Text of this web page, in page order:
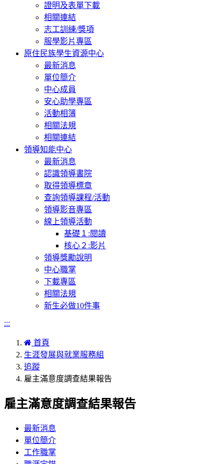
證明及表單下載
相關連結
志工訓練/獎項
服學影片專區
原住民族學生資源中心
最新消息
單位簡介
中心成員
安心助學專區
活動相簿
相關法規
相關連結
領導知能中心
最新消息
認識領導書院
取得領導標章
查詢領導課程/活動
領導影音專區
線上領導活動
基礎１:閱讀
核心２:影片
領導獎勵說明
中心職掌
下載專區
相關法規
新生必做10件事
:::
首頁
生涯發展與就業服務組
追蹤
雇主滿意度調查結果報告
雇主滿意度調查結果報告
最新消息
單位簡介
工作職掌